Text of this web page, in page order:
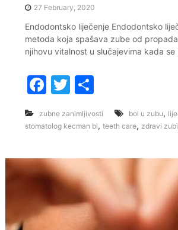
27 February, 2020
Endodontsko liječenje Endodontsko
metoda koja spašava zube od
njihovu vitalnost u slučajevima kada
F
c
b
o
o
k
T
itt
S
ar
zubne zanimljivosti bol u zubu,
stomatolog kecman bl, teeth care, zdravi zubi